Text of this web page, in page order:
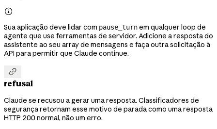

Sua aplicação deve lidar com pause_turnem qualquer loop de
agente que use ferramentas de servidor. Adicione a resposta do
assistente ao seu array de mensagens e faça outra solicitação à
API para permitir que Claude continue.

refusal
Claude se recusou a gerar uma resposta. Classificadores de
segurança retornam esse motivo de parada como uma resposta
HTTP 200 normal, não um erro.